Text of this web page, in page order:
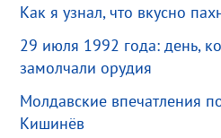
Как я узнал, что вкусно
29 июля 1992 года: день,
замолчали орудия
Молдавские впечатления
Кишинёв